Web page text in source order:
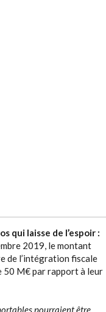
qui laisse de l’espoir :
2019, le montant
de l’intégration fiscale
50 M€ par rapport à leur
pourraient être